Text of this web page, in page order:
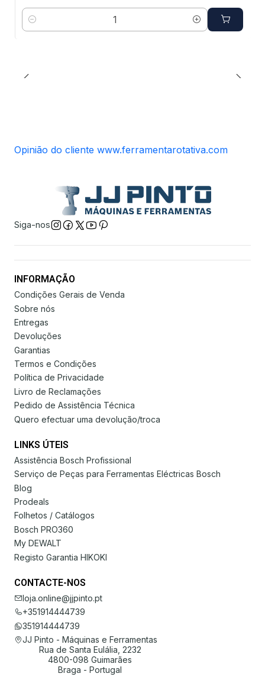
Quantidade
Opinião do cliente www.ferramentarotativa.com
Siga-nos
INFORMAÇÃO
Condições Gerais de Venda
Sobre nós
Entregas
Devoluções
Garantias
Termos e Condições
Política de Privacidade
Livro de Reclamações
Pedido de Assistência Técnica
Quero efectuar uma devolução/troca
LINKS ÚTEIS
Assistência Bosch Profissional
Serviço de Peças para Ferramentas Eléctricas Bosch
Blog
Prodeals
Folhetos / Catálogos
Bosch PRO360
My DEWALT
Registo Garantia HIKOKI
CONTACTE-NOS
loja.online@jjpinto.pt
+351914444739
351914444739
JJ Pinto - Máquinas e Ferramentas
Rua de Santa Eulália, 2232
4800-098 Guimarães
Braga - Portugal